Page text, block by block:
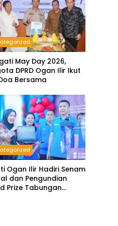
May Day 2026,
DPRD Ogan Ilir Ikut
Bersama
Ogan Ilir Hadiri Senam
dan Pengundian
Prize Tabungan